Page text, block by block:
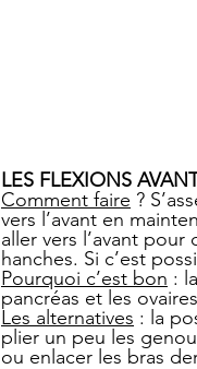
LES FLEXIONS
Comment faire ?
vers l’avant en
aller vers l’avant
hanches. Si c’est
Pourquoi c’est bon :
pancréas et les
Les alternatives : la
plier un peu les
ou enlacer les bras